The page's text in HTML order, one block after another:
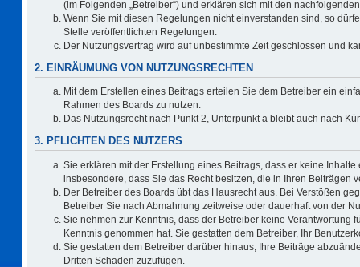
(im Folgenden „Betreiber“) und erklären sich mit den
Wenn Sie mit diesen Regelungen nicht einverstanden sind, so
Stelle veröffentlichten Regelungen.
Der Nutzungsvertrag wird auf unbestimmte Zeit geschlossen und
2. EINRÄUMUNG VON NUTZUNGSRECHTEN
Mit dem Erstellen eines Beitrags erteilen Sie dem Betreiber ein
Rahmen des Boards zu nutzen.
Das Nutzungsrecht nach Punkt 2, Unterpunkt a bleibt auch nach
3. PFLICHTEN DES NUTZERS
Sie erklären mit der Erstellung eines Beitrags, dass er keine
insbesondere, dass Sie das Recht besitzen, die in Ihren Beiträgen
Der Betreiber des Boards übt das Hausrecht aus. Bei Verstößen
Betreiber Sie nach Abmahnung zeitweise oder dauerhaft von der
Sie nehmen zur Kenntnis, dass der Betreiber keine Verantwortung
Kenntnis genommen hat. Sie gestatten dem Betreiber, Ihr
Sie gestatten dem Betreiber darüber hinaus, Ihre Beiträge
Dritten Schaden zuzufügen.